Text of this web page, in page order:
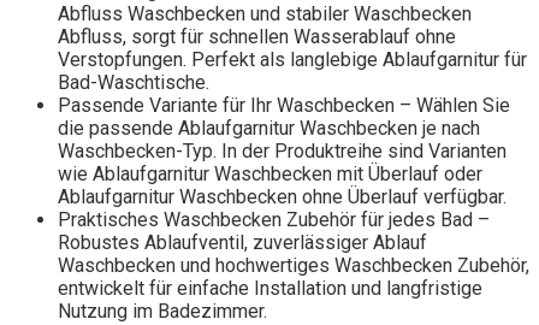
Abfluss Waschbecken und stabiler Waschbecken
Abfluss, sorgt für schnellen Wasserablauf ohne
Verstopfungen. Perfekt als langlebige Ablaufgarnitur für
Bad-Waschtische.
Passende Variante für Ihr Waschbecken – Wählen Sie
die passende Ablaufgarnitur Waschbecken je nach
Waschbecken-Typ. In der Produktreihe sind Varianten
wie Ablaufgarnitur Waschbecken mit Überlauf oder
Ablaufgarnitur Waschbecken ohne Überlauf verfügbar.
Praktisches Waschbecken Zubehör für jedes Bad –
Robustes Ablaufventil, zuverlässiger Ablauf
Waschbecken und hochwertiges Waschbecken Zubehör,
entwickelt für einfache Installation und langfristige
Nutzung im Badezimmer.